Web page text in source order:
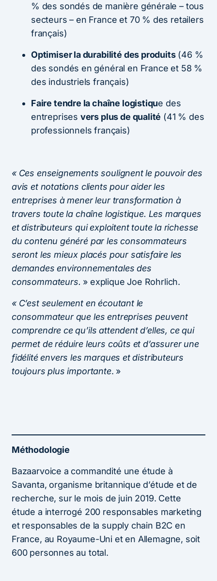
% des sondés de manière générale – tous
secteurs – en France et 70 % des retailers
français)
Optimiser la durabilité des produits(46 %
des sondés en général en France et 58 %
des industriels français)
Faire tendre la chaîne logistique des
entreprises vers plus de qualité (41 % des
professionnels français)
« Ces enseignements soulignent le pouvoir des
avis et notations clients pour aider les
entreprises à mener leur transformation à
travers toute la chaîne logistique. Les marques
et distributeurs qui exploitent toute la richesse
du contenu généré par les consommateurs
seront les mieux placés pour satisfaire les
demandes environnementales des
consommateurs. » explique Joe Rohrlich.
« C’est seulement en écoutant le
consommateur que les entreprises peuvent
comprendre ce qu’ils attendent d’elles, ce qui
permet de réduire leurs coûts et d’assurer une
fidélité envers les marques et distributeurs
toujours plus importante. »
Méthodologie
Bazaarvoice a commandité une étude à
Savanta, organisme britannique d’étude et de
recherche, sur le mois de juin 2019. Cette
étude a interrogé 200 responsables marketing
et responsables de la supply chain B2C en
France, au Royaume-Uni et en Allemagne, soit
600 personnes au total.